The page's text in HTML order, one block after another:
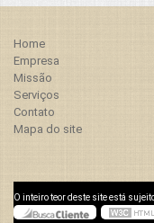
Home
Empresa
Missão
Serviços
Contato
Mapa do site
O inteiro teor deste site está